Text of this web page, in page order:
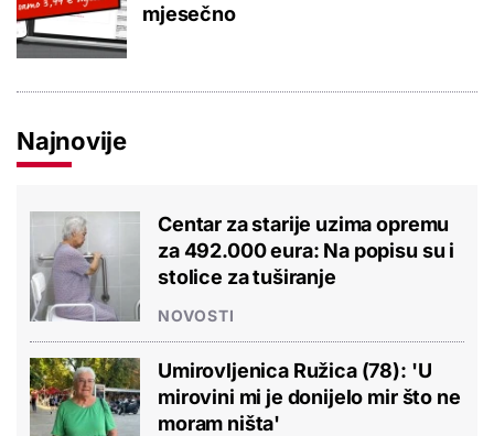
mjesečno
Najnovije
Centar za starije uzima opremu
za 492.000 eura: Na popisu su i
stolice za tuširanje
NOVOSTI
Umirovljenica Ružica (78): 'U
mirovini mi je donijelo mir što ne
moram ništa'